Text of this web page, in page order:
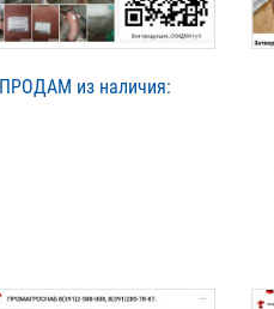
ПРОДАМ из наличия: